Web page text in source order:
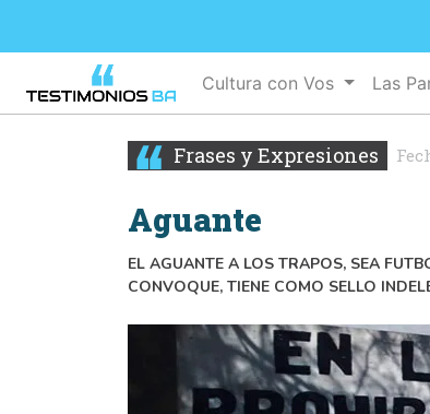
Cultura con Vos Las
Frases y Expresiones
Aguante
EL AGUANTE A LOS TRAPOS, SEA
CONVOQUE, TIENE COMO SELLO